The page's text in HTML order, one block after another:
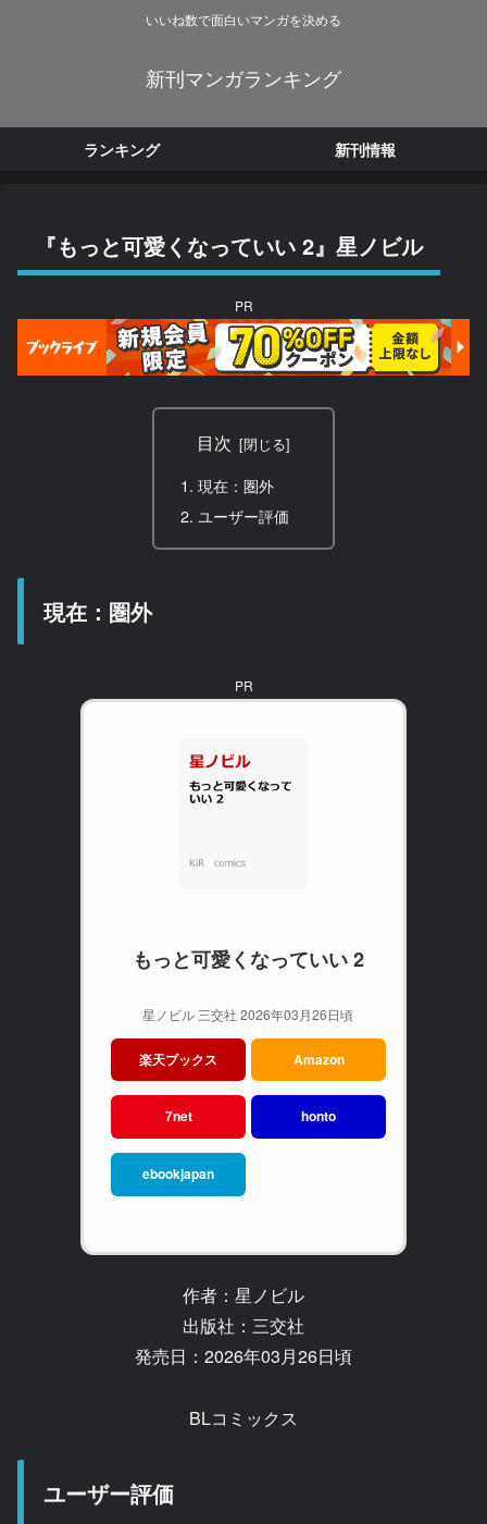
いいね数で面白いマンガを決める
新刊マンガランキング
ランキング 新刊情報
『もっと可愛くなっていい 2』星ノビル
PR
目次
現在：圏外
ユーザー評価
現在：圏外
PR
もっと可愛くなっていい 2
星ノビル 三交社 2026年03月26日頃
楽天ブックス Amazon
7net honto
ebookjapan
作者：星ノビル
出版社：三交社
発売日：2026年03月26日頃
BLコミックス
ユーザー評価